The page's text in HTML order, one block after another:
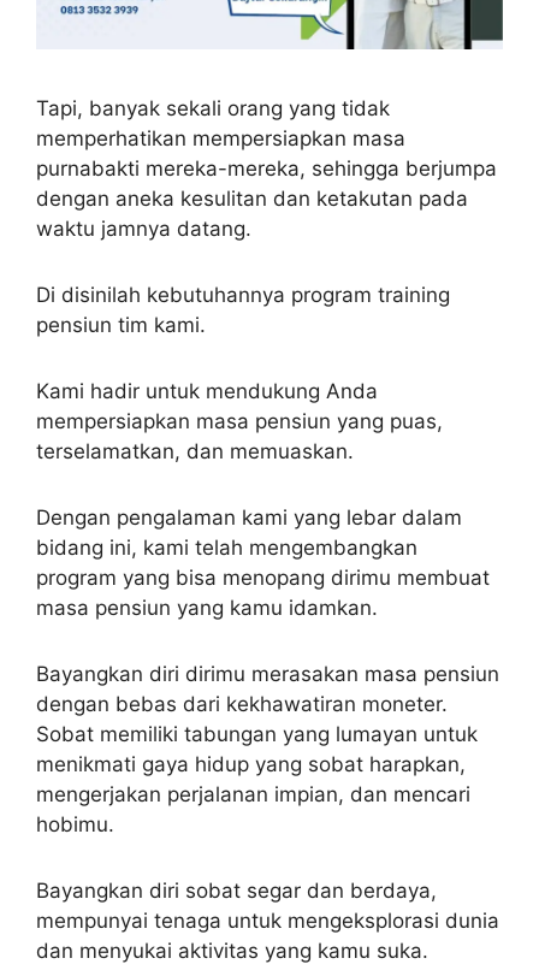
Tapi, banyak sekali orang yang tidak
memperhatikan mempersiapkan masa
purnabakti mereka-mereka, sehingga berjumpa
dengan aneka kesulitan dan ketakutan pada
waktu jamnya datang.
Di disinilah kebutuhannya program training
pensiun tim kami.
Kami hadir untuk mendukung Anda
mempersiapkan masa pensiun yang puas,
terselamatkan, dan memuaskan.
Dengan pengalaman kami yang lebar dalam
bidang ini, kami telah mengembangkan
program yang bisa menopang dirimu membuat
masa pensiun yang kamu idamkan.
Bayangkan diri dirimu merasakan masa pensiun
dengan bebas dari kekhawatiran moneter.
Sobat memiliki tabungan yang lumayan untuk
menikmati gaya hidup yang sobat harapkan,
mengerjakan perjalanan impian, dan mencari
hobimu.
Bayangkan diri sobat segar dan berdaya,
mempunyai tenaga untuk mengeksplorasi dunia
dan menyukai aktivitas yang kamu suka.